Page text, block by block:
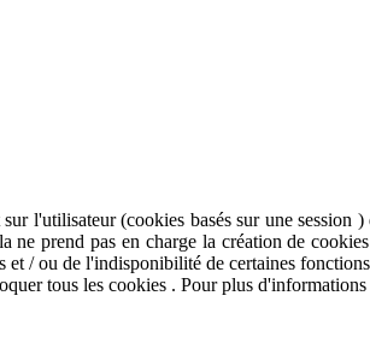
​​l'utilisateur (cookies basés sur une
prend pas en charge la création de
/ ou de l'indisponibilité de certaines
tous les cookies . Pour plus